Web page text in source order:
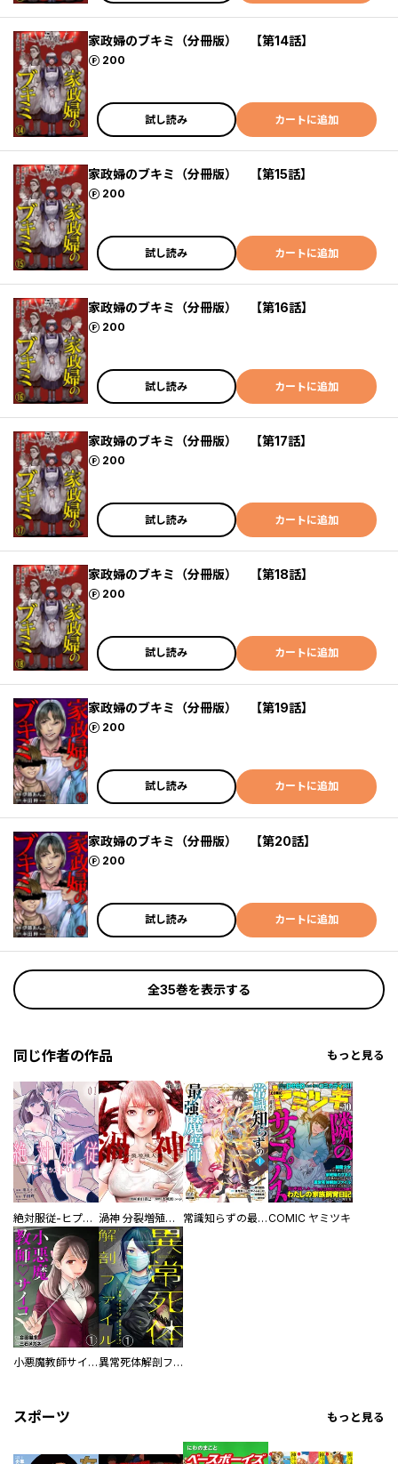
家政婦のブキミ（分冊版） 【第14話】
200
ポイント
試し読み カートに追加
家政婦のブキミ（分冊版） 【第15話】
200
ポイント
試し読み カートに追加
家政婦のブキミ（分冊版） 【第16話】
200
ポイント
試し読み カートに追加
家政婦のブキミ（分冊版） 【第17話】
200
ポイント
試し読み カートに追加
家政婦のブキミ（分冊版） 【第18話】
200
ポイント
試し読み カートに追加
家政婦のブキミ（分冊版） 【第19話】
200
ポイント
試し読み カートに追加
家政婦のブキミ（分冊版） 【第20話】
200
ポイント
試し読み カートに追加
全35巻を表示する
同じ作者の作品 もっと見る
絶対服従-ヒプノシスドロップ- 渦神 分裂増殖人間 分冊版 常識知らずの最強魔導師COMIC ヤミツキ
小悪魔教師サイコ（分冊版） 異常死体解剖ファイル（分冊版）
スポーツ もっと見る